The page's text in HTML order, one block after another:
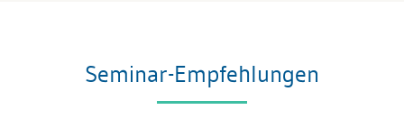
Seminar-Empfehlungen